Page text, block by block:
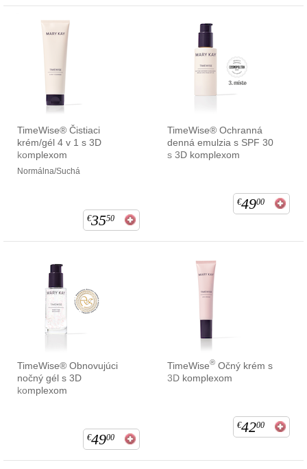
TimeWise® Čistiaci
krém/gél 4 v 1 s 3D
komplexom
Normálna/Suchá
€3550
TimeWise® Ochranná
denná emulzia s SPF 30
s 3D komplexom
€4900
TimeWise® Obnovujúci
nočný gél s 3D
komplexom
€4900
TimeWise® Očný krém s
3D komplexom
€4200